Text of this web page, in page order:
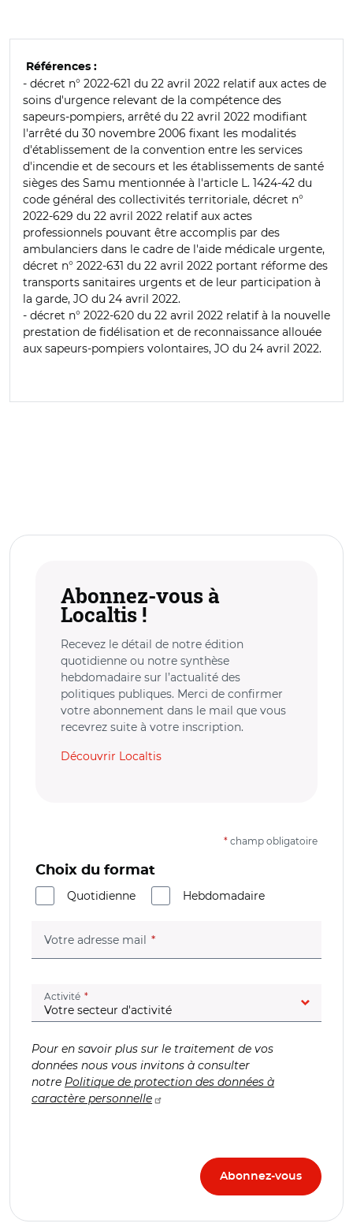
Références :
- décret n° 2022-621 du 22 avril 2022 relatif aux actes de
soins d'urgence relevant de la compétence des
sapeurs-pompiers, arrêté du 22 avril 2022 modifiant
l'arrêté du 30 novembre 2006 fixant les modalités
d'établissement de la convention entre les services
d'incendie et de secours et les établissements de santé
sièges des Samu mentionnée à l'article L. 1424-42 du
code général des collectivités territoriale, décret n°
2022-629 du 22 avril 2022 relatif aux actes
professionnels pouvant être accomplis par des
ambulanciers dans le cadre de l'aide médicale urgente,
décret n° 2022-631 du 22 avril 2022 portant réforme des
transports sanitaires urgents et de leur participation à
la garde, JO du 24 avril 2022.
- décret n° 2022-620 du 22 avril 2022 relatif à la nouvelle
prestation de fidélisation et de reconnaissance allouée
aux sapeurs-pompiers volontaires, JO du 24 avril 2022.
Abonnez-vous à
Localtis !
Recevez le détail de notre édition
quotidienne ou notre synthèse
hebdomadaire sur l’actualité des
politiques publiques. Merci de confirmer
votre abonnement dans le mail que vous
recevrez suite à votre inscription.
Découvrir Localtis
* champ obligatoire
Choix du format
Quotidienne
Hebdomadaire
Votre adresse mail (champ obligatoire)
Activité (champ obligatoire)
Pour en savoir plus sur le traitement de vos
données nous vous invitons à consulter
notre Politique de protection des données à
caractère personnelle